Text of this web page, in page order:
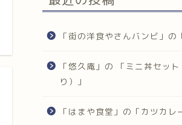
「街の洋食やさんバンビ」の
「悠久庵」の 「ミニ丼セッ
り）」
「はまや食堂」の「カツカレ